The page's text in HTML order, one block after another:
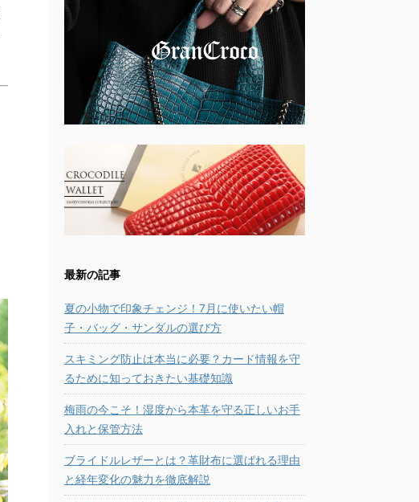
最新の記事
夏の小物で印象チェンジ！7月に使いたい帽
子・バッグ・サンダルの選び方
スキミング防止は本当に必要？カード情報を守
るために知っておきたい基礎知識
梅雨の今こそ！湿度から本革を守る正しいお手
入れと保管方法
ブライドルレザーとは？革財布に選ばれる理由
と経年変化の魅力を徹底解説